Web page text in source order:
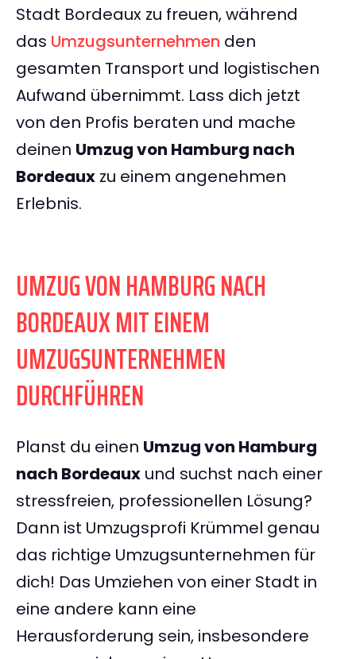
Stadt Bordeaux zu freuen, während
das Umzugsunternehmen den
gesamten Transport und logistischen
Aufwand übernimmt. Lass dich jetzt
von den Profis beraten und mache
deinen Umzug von Hamburg nach
Bordeaux zu einem angenehmen
Erlebnis.
UMZUG VON HAMBURG NACH
BORDEAUX MIT EINEM
UMZUGSUNTERNEHMEN
DURCHFÜHREN
Planst du einen Umzug von Hamburg
nach Bordeaux und suchst nach einer
stressfreien, professionellen Lösung?
Dann ist Umzugsprofi Krümmel genau
das richtige Umzugsunternehmen für
dich! Das Umziehen von einer Stadt in
eine andere kann eine
Herausforderung sein, insbesondere